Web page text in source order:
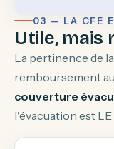
03 — LA CFE
Utile, mais
La pertinence de la
remboursement
couverture
l'évacuation est